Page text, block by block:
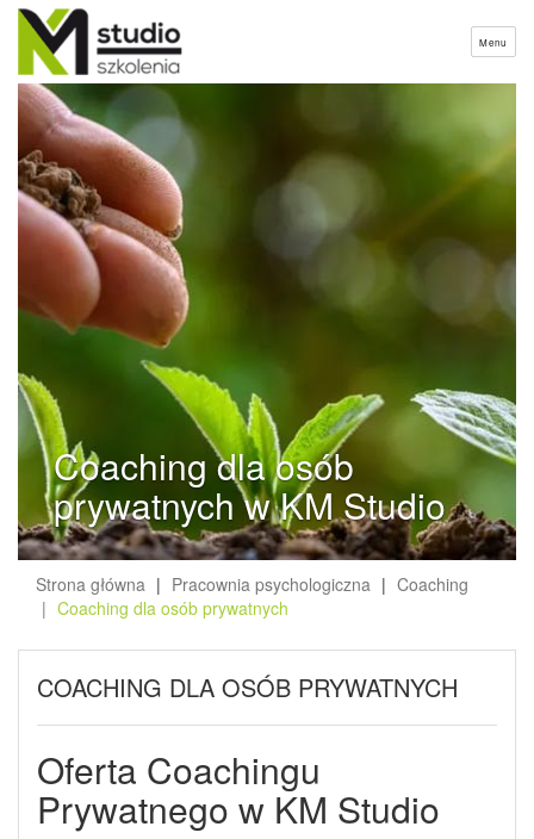
Menu
Coaching dla osób
prywatnych w KM Studio
Strona główna Pracownia psychologiczna
Coaching
Coaching dla osób prywatnych
COACHING DLA OSÓB PRYWATNYCH
Oferta Coachingu
Prywatnego w KM Studio